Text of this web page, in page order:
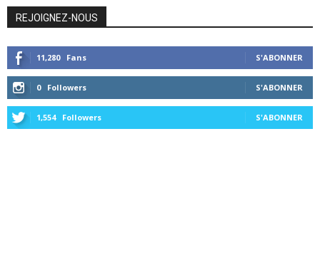
REJOIGNEZ-NOUS
11,280 Fans S'ABONNER
0 Followers S'ABONNER
1,554 Followers S'ABONNER